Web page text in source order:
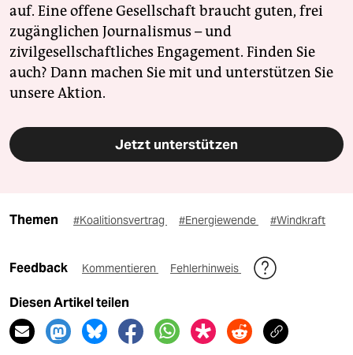
auf. Eine offene Gesellschaft braucht guten, frei
zugänglichen Journalismus – und
zivilgesellschaftliches Engagement. Finden Sie
auch? Dann machen Sie mit und unterstützen Sie
unsere Aktion.
Jetzt unterstützen
Themen #Koalitionsvertrag #Energiewende #Windkraft
Feedback Kommentieren Fehlerhinweis
Diesen Artikel teilen